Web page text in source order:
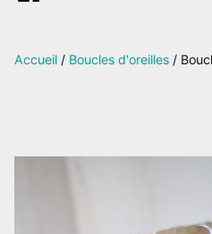
Facebook
Accueil / Boucles d'oreilles /